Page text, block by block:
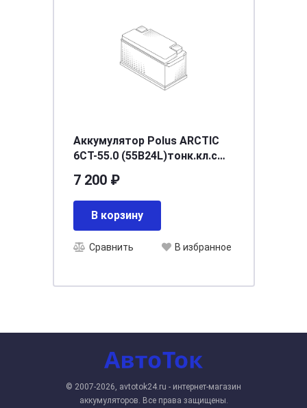
Аккумулятор Polus ARCTIC
6CT-55.0 (55B24L)тонк.кл.с
7 200 ₽
В корзину
Сравнить В избранное
© 2007-2026, avtotok24.ru - интернет-магазин
аккумуляторов. Все права защищены.